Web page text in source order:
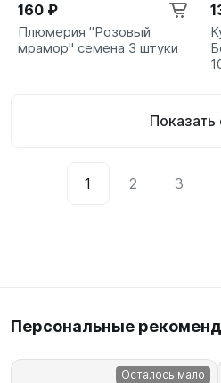
160 ₽
Плюмерия "Розовый
мрамор" семена 3 штуки
1 2 3
Персональные
Осталось мало